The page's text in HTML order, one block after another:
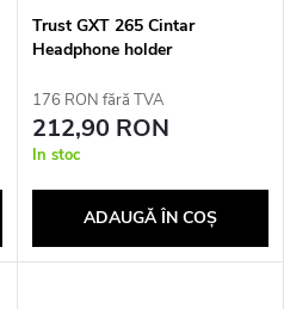
Trust GXT 265 Cintar
Headphone holder
176 RON fără TVA
212,90 RON
In stoc
ADAUGĂ ÎN COŞ